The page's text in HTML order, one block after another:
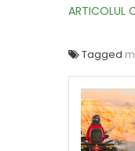
ARTICOLUL
Tagged